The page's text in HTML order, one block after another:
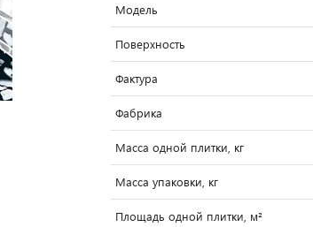
Модель
Поверхность
Фактура
Фабрика
Масса одной плитки, кг
Масса упаковки, кг
Площадь одной плитки, м²